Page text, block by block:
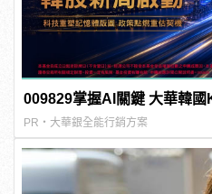
009829掌握AI關鍵 大華韓
PR・大華銀全能行銷方案